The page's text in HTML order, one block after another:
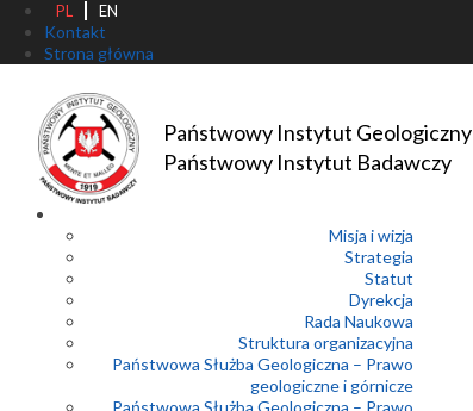
PL EN
Kontakt
Strona główna
Państwowy Instytut Geologiczny
Państwowy Instytut Badawczy
Misja i wizja
Strategia
Statut
Dyrekcja
Rada Naukowa
Struktura organizacyjna
Państwowa Służba Geologiczna – Prawo
geologiczne i górnicze
Państwowa Służba Geologiczna – Prawo